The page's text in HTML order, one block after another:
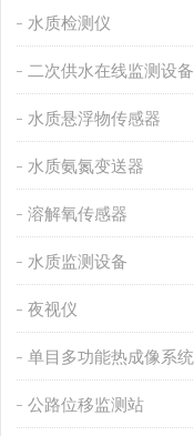
水质检测仪
二次供水在线监测设备
水质悬浮物传感器
水质氨氮变送器
溶解氧传感器
水质监测设备
夜视仪
单目多功能热成像系统
公路位移监测站